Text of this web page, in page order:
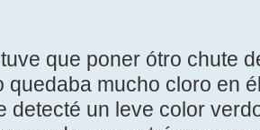
que poner ótro chute
quedaba mucho cloro en
detecté un leve color